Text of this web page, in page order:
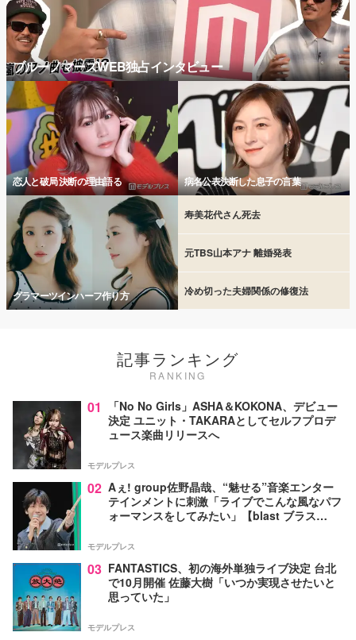
ブルーノマーズWEB独占インタビュー
恋人と破局 決断の理由語る 病名公表決断した息子の言葉
グラマーツインハーフ作り方
寿美花代さん死去
元TBS山本アナ 離婚発表
冷め切った夫婦関係の修復法
記事ランキング
RANKING
01
「No No Girls」ASHA＆KOKONA、デビュー
決定 ユニット・TAKARAとしてセルフプロデ
ュース楽曲リリースへ
モデルプレス
02 Aぇ! group佐野晶哉、“魅せる”音楽エンター
テインメントに刺激「ライブでこんな風なパフ
ォーマンスをしてみたい」【blast ブラス
モデルプレス
03 FANTASTICS、初の海外単独ライブ決定 台北
で10月開催 佐藤大樹「いつか実現させたいと
思っていた」
モデルプレス